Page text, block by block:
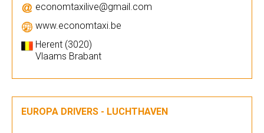
economtaxilive@gmail.com
www.economtaxi.be
Herent (3020)
Vlaams Brabant
EUROPA DRIVERS - LUCHTHAVEN